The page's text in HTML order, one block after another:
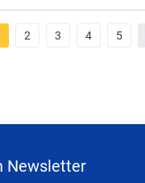
2 3 4 5
Newsletter